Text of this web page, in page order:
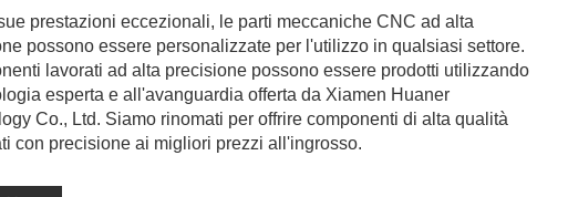
prestazioni eccezionali, le parti meccaniche CNC ad alta
possono essere personalizzate per l'utilizzo in qualsiasi settore.
lavorati ad alta precisione possono essere prodotti utilizzando
esperta e all'avanguardia offerta da Xiamen Huaner
Co., Ltd. Siamo rinomati per offrire componenti di alta qualità
con precisione ai migliori prezzi all'ingrosso.